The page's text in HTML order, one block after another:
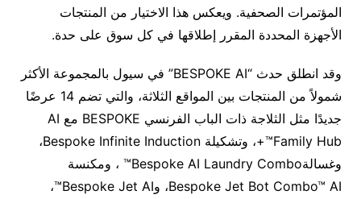
المؤتمرات الصحفية. ويعكس هذا الاختيار من المنتجات
الأجهزة المحددة المقرر إطلاقها في كل سوق على حدة.
وقد انطلق حدث “BESPOKE AI” في سيول بالمجموعة الأكثر
شمولاً من المنتجات بين المواقع الثلاثة، والتي تضم 14 عرضًا
جديدًا مثل الثلاجة ذات الباب الفرنسي BESPOKE مع AI
Family Hub™+، وتشكيلة Bespoke Infinite Induction،
وغسالةBespoke AI Laundry Combo™ ، ومكنسة
Bespoke Jet Bot Combo™ AI، وBespoke Jet AI™،